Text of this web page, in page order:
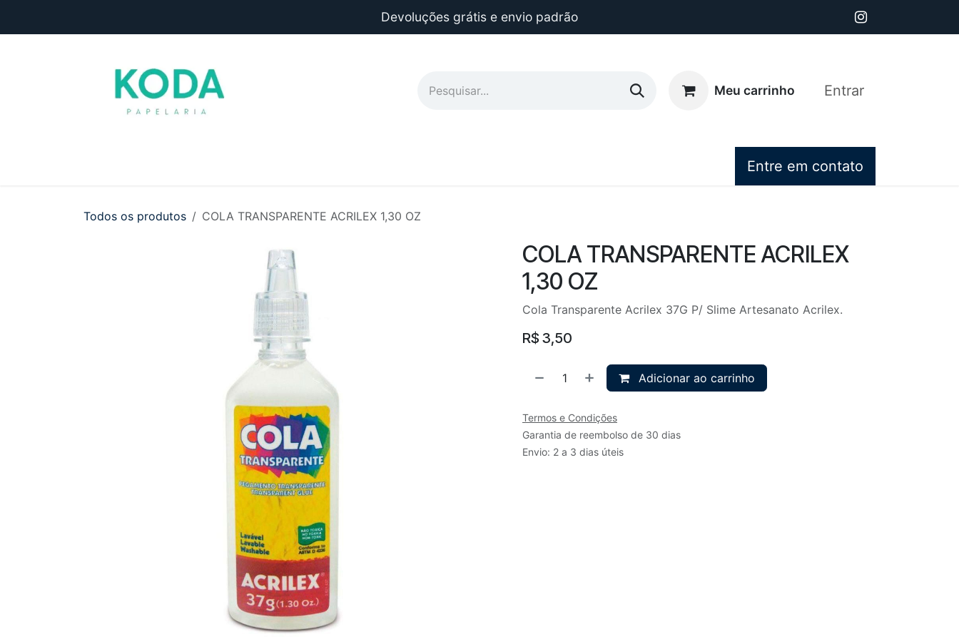
Devoluções grátis e envio padrão
Meu carrinho Entrar
Entre em contato
Todos os produtos COLA TRANSPARENTE ACRILEX 1,30 OZ
COLA TRANSPARENTE ACRILEX
1,30 OZ
Cola Transparente Acrilex 37G P/ Slime Artesanato Acrilex.
R$ 3,50
Adicionar ao carrinho
Termos e Condições
Garantia de reembolso de 30 dias
Envio: 2 a 3 dias úteis